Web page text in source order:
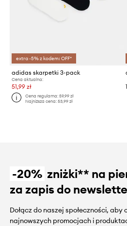
extra -5% z kodem: OFF*
adidas skarpetki 3-pack
Cena aktualna:
51,99 zł
Cena regularna:59,99 zł
Najniższa cena:53,99 zł
-20% zniżki** na
za zapis do
Dołącz do naszej społeczności,
najnowszych promocjach i